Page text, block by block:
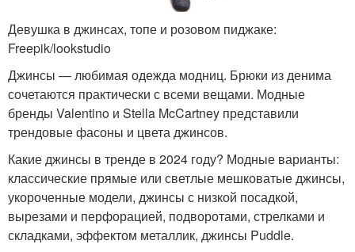
Девушка в джинсах, топе и розовом пиджаке:
Freepik/lookstudio
Джинсы — любимая одежда модниц. Брюки из денима
сочетаются практически с всеми вещами. Модные
бренды Valentino и Stella McCartney представили
трендовые фасоны и цвета джинсов.
Какие джинсы в тренде в 2024 году? Модные варианты:
классические прямые или светлые мешковатые джинсы,
укороченные модели, джинсы с низкой посадкой,
вырезами и перфорацией, подворотами, стрелками и
складками, эффектом металлик, джинсы Puddle.